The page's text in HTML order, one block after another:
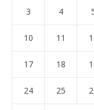
3 4
10 11
17 18
24 25